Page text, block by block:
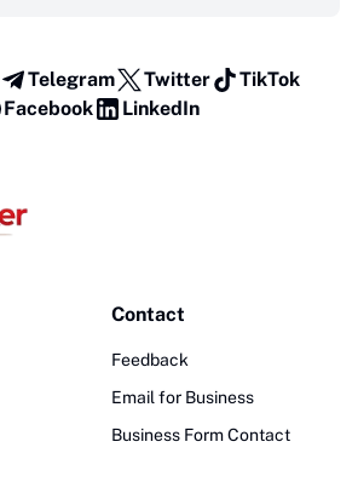
Telegram Twitter
TikTok
Facebook
LinkedIn
Contact
Feedback
Email for Business
Business Form Contact